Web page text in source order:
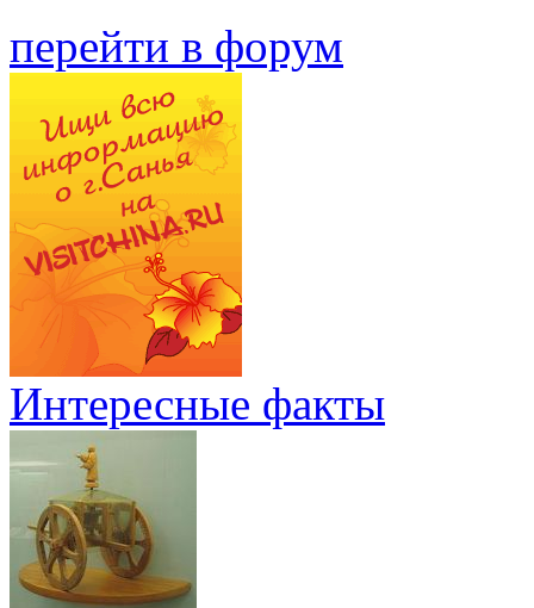
перейти в форум
Интересные факты